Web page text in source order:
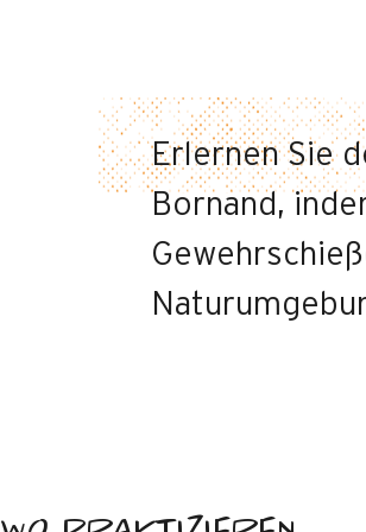
Erlernen Sie
Bornand,